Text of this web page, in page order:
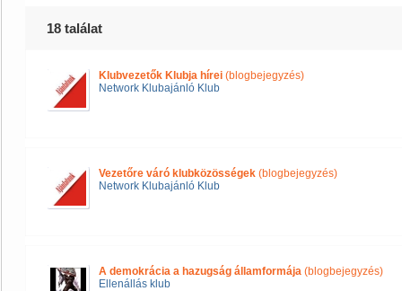
18 találat
Klubvezetők Klubja hírei (blogbejegyzés)
Network Klubajánló Klub
Vezetőre váró klubközösségek (blogbejegyzés)
Network Klubajánló Klub
A demokrácia a hazugság államformája (blogbejegyzés)
Ellenállás klub